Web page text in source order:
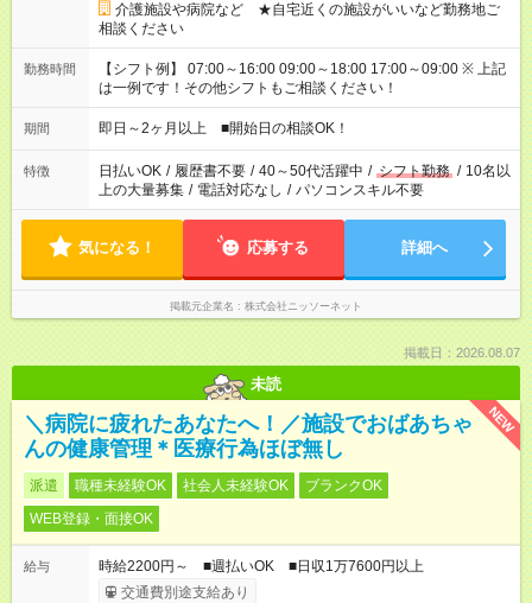
介護施設や病院など ★自宅近くの施設がいいなど勤務地ご
相談ください
勤務時間
【シフト例】 07:00～16:00 09:00～18:00 17:00～09:00 ※ 上記
は一例です！その他シフトもご相談ください！
期間 即日～2ヶ月以上 ■開始日の相談OK！
特徴 日払いOK / 履歴書不要 / 40～50代活躍中 / シフト勤務 / 10名以
上の大量募集 / 電話対応なし / パソコンスキル不要
気になる！ 応募する 詳細へ
掲載元企業名 株式会社ニッソーネット
掲載日：2026.08.07
未読
NEW
＼病院に疲れたあなたへ！／施設でおばあちゃ
んの健康管理＊医療行為ほぼ無し
派遣 職種未経験OK 社会人未経験OK
ブランクOK
WEB登録・面接OK
給与
時給2200円～ ■週払いOK ■日収1万7600円以上
交通費別途支給あり